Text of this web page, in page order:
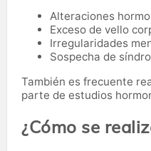
Alteraciones
Exceso de vello
Irregularidades
Sospecha de
También es frecuente
parte de estudios
¿Cómo se